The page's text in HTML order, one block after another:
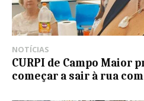
NOTÍCIAS
CURPI de Campo Maior
começar a sair à rua